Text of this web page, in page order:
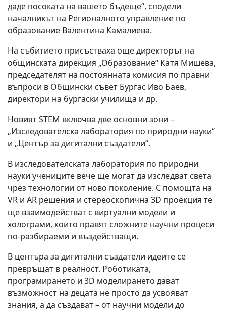
даде посоката на вашето бъдеще“, сподели
началникът на Регионалното управление по
образование Валентина Камалиева.
На събитието присъстваха още директорът на
общинската дирекция „Образование“ Катя Мишева,
председателят на постоянната комисия по правни
въпроси в Общински съвет Бургас Иво Баев,
директори на бургаски училища и др.
Новият STEM включва две основни зони –
„Изследователска лаборатория по природни науки“
и „Център за дигитални създатели“.
В изследователската лаборатория по природни
науки учениците вече ще могат да изследват света
чрез технологии от ново поколение. С помощта на
VR и AR решения и стереоскопична 3D проекция те
ще взаимодействат с виртуални модели и
холограми, които правят сложните научни процеси
по-разбираеми и въздействащи.
В центъра за дигитални създатели идеите се
превръщат в реалност. Роботиката,
програмирането и 3D моделирането дават
възможност на децата не просто да усвояват
знания, а да създават – от научни модели до